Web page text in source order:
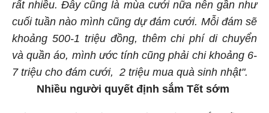
rất nhiều. Đây cũng là mùa cưới nữa nên gần như
cuối tuần nào mình cũng dự đám cưới. Mỗi đám sẽ
khoảng 500-1 triệu đồng, thêm chi phí di chuyển
và quần áo, mình ước tính cũng phải chi khoảng 6-
7 triệu cho đám cưới, 2 triệu mua quà sinh nhật".
Nhiều người quyết định sắm Tết sớm